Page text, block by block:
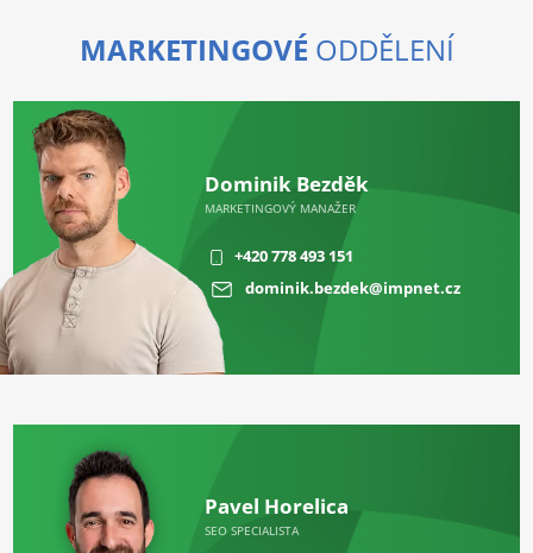
MARKETINGOVÉ ODDĚLENÍ
Dominik Bezděk
MARKETINGOVÝ MANAŽER
+420 778 493 151
dominik.bezdek@impnet.cz
Pavel Horelica
SEO SPECIALISTA